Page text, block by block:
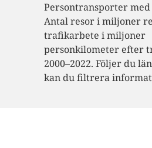
Persontransporter
Antal resor i miljoner
trafikarbete i miljoner
personkilometer efter
2000–2022. Följer du
kan du filtrera